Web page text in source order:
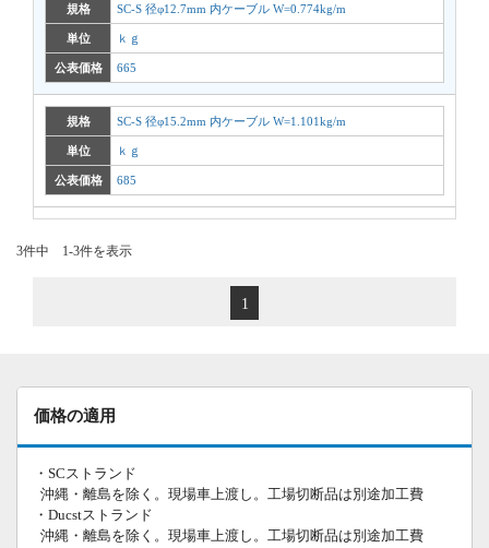
規格 SC-S 径φ12.7mm 内ケーブル W=0.774kg/m
単位 ｋｇ
公表価格 665
規格 SC-S 径φ15.2mm 内ケーブル W=1.101kg/m
単位 ｋｇ
公表価格 685
3件中 1-3件を表示
1
価格の適用
・SCストランド
沖縄・離島を除く。現場車上渡し。工場切断品は別途加工費
・Ducstストランド
沖縄・離島を除く。現場車上渡し。工場切断品は別途加工費